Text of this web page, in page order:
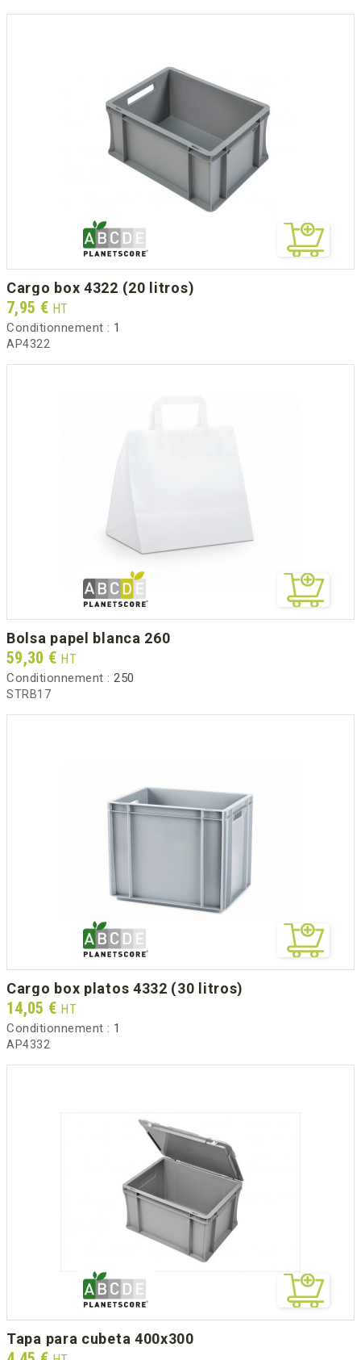
cargo box 4322 (20 litros)
Prix
7,95 € HT
Conditionnement : 1
AP4322
bolsa papel blanca 260
Prix
59,30 € HT
Conditionnement : 250
STRB17
cargo box platos 4332 (30 litros)
Prix
14,05 € HT
Conditionnement : 1
AP4332
tapa para cubeta 400x300